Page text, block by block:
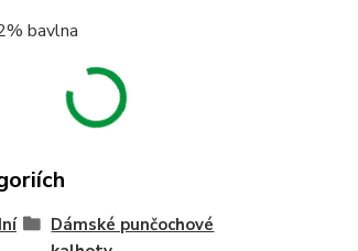
bavlna
Dámské punčochové